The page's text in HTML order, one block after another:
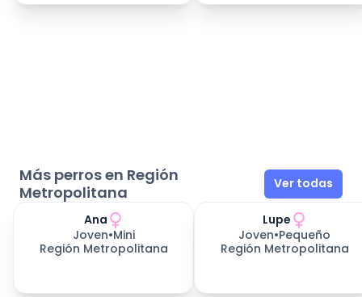
Más perros en Región
Metropolitana
Ver todas
Ana
Joven•Mini
Región Metropolitana
Lupe
Joven•Pequeño
Región Metropolitana